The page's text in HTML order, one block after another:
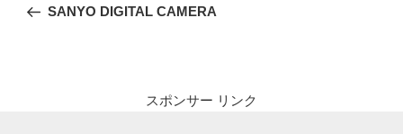
ナ
の
SANYO DIGITAL CAMERA
スポンサー リンク